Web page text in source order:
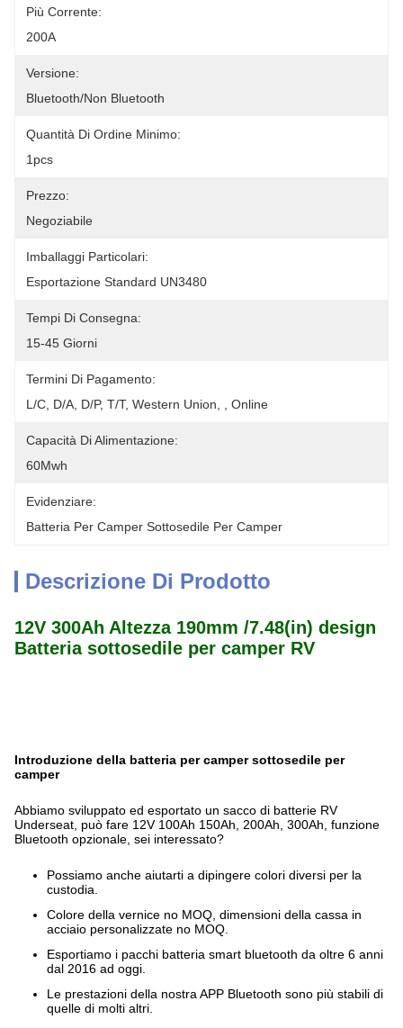
Più Corrente:
200A
Versione:
Bluetooth/non Bluetooth
Quantità Di Ordine Minimo:
1pcs
Prezzo:
Negoziabile
Imballaggi Particolari:
Esportazione Standard UN3480
Tempi Di Consegna:
15-45 Giorni
Termini Di Pagamento:
L/C, D/A, D/P, T/T, Western Union, , Online
Capacità Di Alimentazione:
60Mwh
Evidenziare:
Batteria Per Camper Sottosedile Per Camper
Descrizione Di Prodotto
12V 300Ah Altezza 190mm /7.48(in) design
Batteria sottosedile per camper RV
Introduzione della batteria per camper sottosedile per
camper
Abbiamo sviluppato ed esportato un sacco di batterie RV
Underseat, può fare 12V 100Ah 150Ah, 200Ah, 300Ah, funzione
Bluetooth opzionale, sei interessato?
Possiamo anche aiutarti a dipingere colori diversi per la
custodia.
Colore della vernice no MOQ, dimensioni della cassa in
acciaio personalizzate no MOQ.
Esportiamo i pacchi batteria smart bluetooth da oltre 6 anni
dal 2016 ad oggi.
Le prestazioni della nostra APP Bluetooth sono più stabili di
quelle di molti altri.